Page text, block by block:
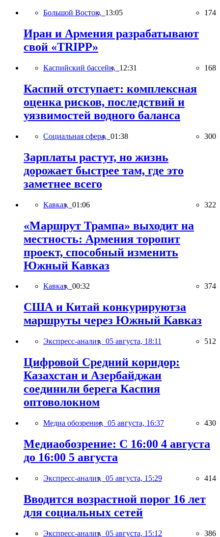
Большой Восток, 13:05 174
Иран и Армения разрабатывают
свой «TRIPP»
Каспийский бассейн, 12:31 168
Каспий отступает: комплексная
оценка рисков, последствий и
уязвимостей водного баланса
Социальная сфера, 01:38 300
Зарплаты растут, но жизнь
дорожает быстрее там, где это
заметнее всего
Кавказ, 01:06 322
«Маршрут Трампа» выходит на
местность: Армения торопит
проект, способный изменить
Южный Кавказ
Кавказ, 00:32 374
США и Китай конкурируютза
маршруты через Южный Кавказ
Экспресс-анализ, 05 августа, 18:11 512
Цифровой Средний коридор:
Казахстан и Азербайджан
соединили берега Каспия
оптоволокном
Медиа обозрение, 05 августа, 16:37 430
Медиаобозрение: С 16:00 4 августа
до 16:00 5 августа
Экспресс-анализ, 05 августа, 15:29 414
Вводится возрастной порог 16 лет
для социальных сетей
Экспресс-анализ, 05 августа, 15:12 386